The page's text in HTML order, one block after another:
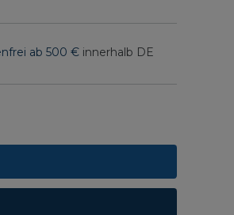
ab 500 € innerhalb DE